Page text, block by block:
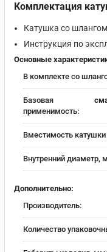
Комплектация
Катушка со шлангом
Инструкция по
Основные
В комплекте со
Базовая
применимость:
Вместимость
Внутренний диаметр,
Дополнительно:
Производитель:
Количество